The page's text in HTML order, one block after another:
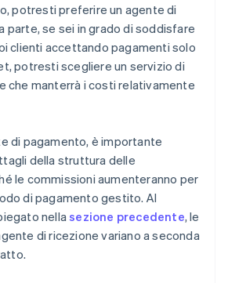
potresti preferire un agente di
parte, se sei in grado di soddisfare
clienti accettando pagamenti solo
potresti scegliere un servizio di
che manterrà i costi relativamente
di pagamento, è importante
della struttura delle
le commissioni aumenteranno per
di pagamento gestito. Al
nellasezione precedente, le
di ricezione variano a seconda